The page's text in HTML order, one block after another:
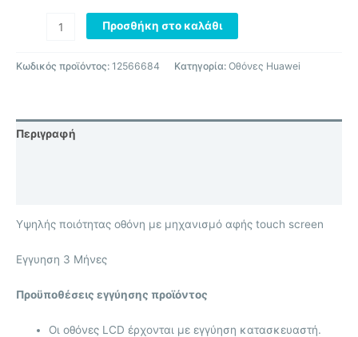
Προσθήκη στο καλάθι
Κωδικός προϊόντος: 12566684 Κατηγορία: Οθόνες Huawei
Περιγραφή
Υψηλής ποιότητας οθόνη με μηχανισμό αφής touch screen
Eγγυηση 3 Μήνες
Προϋποθέσεις εγγύησης προϊόντος
Οι οθόνες LCD έρχονται με εγγύηση κατασκευαστή.